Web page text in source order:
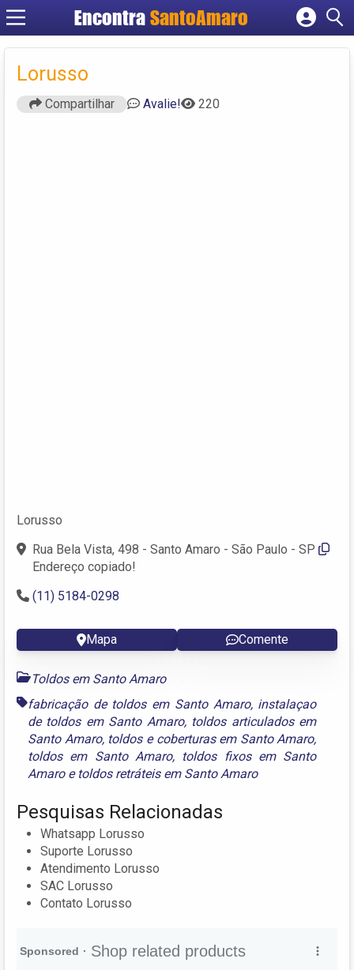
Encontra SantoAmaro
Cadastrar empresa
Lorusso
Compartilhar Avalie! 220
Lorusso
Rua Bela Vista, 498 - Santo Amaro - São Paulo - SP
Endereço copiado!
(11) 5184-0298
Mapa Comente
Toldos em Santo Amaro
fabricação de toldos em Santo Amaro, instalaçao
de toldos em Santo Amaro, toldos articulados em
Santo Amaro, toldos e coberturas em Santo Amaro,
toldos em Santo Amaro, toldos fixos em Santo
Amaroe toldos retráteis em Santo Amaro
Pesquisas Relacionadas
Whatsapp Lorusso
Suporte Lorusso
Atendimento Lorusso
SAC Lorusso
Contato Lorusso